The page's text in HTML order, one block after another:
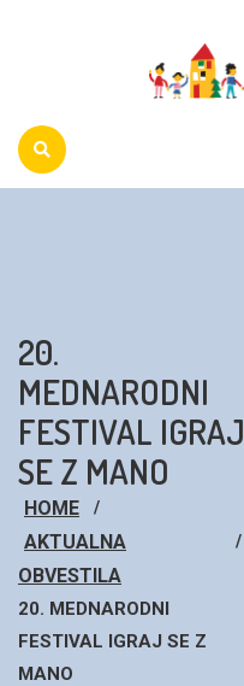
20.
MEDNARODNI
FESTIVAL IGRAJ
SE Z MANO
HOME
AKTUALNA
OBVESTILA
20. MEDNARODNI
FESTIVAL IGRAJ SE Z
MANO